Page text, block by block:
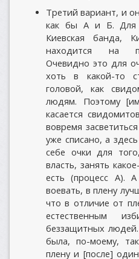
Третий вариант, и
как бы А и Б. Для
Киевская банда,
находится на
Очевидно это для
хоть в какой-то
головой, как
людям. Поэтому
касается
вовремя
уже списано, а
себе очки для
власть, занять
есть (процесс А).
воевать, в плену
что в отличие от
естественным
беззащитных
была, по-моему,
плену и [после]